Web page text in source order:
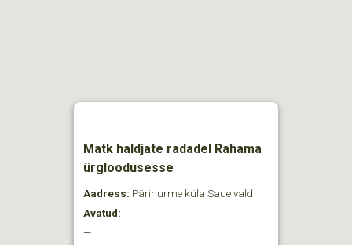
Matk haldjate radadel Rahama
ürgloodusesse
Aadress: Pärinurme küla Saue vald
Avatud:
—